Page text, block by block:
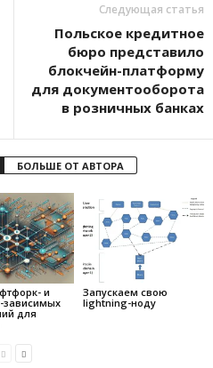
Следующая статья
Польское кредитное
бюро представило
блокчейн-платформу
для документооборота
в розничных банках
БОЛЬШЕ ОТ АВТОРА
и
зависимых
для
Запускаем свою
lightning-ноду